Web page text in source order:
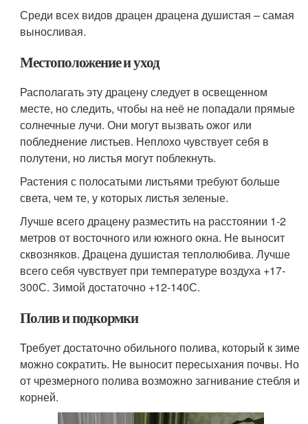
Среди всех видов драцен драцена душистая – самая
выносливая.
Местоположение и уход
Располагать эту драцену следует в освещенном
месте, но следить, чтобы на неё не попадали прямые
солнечные лучи. Они могут вызвать ожог или
побледнение листьев. Неплохо чувствует себя в
полутени, но листья могут поблекнуть.
Растения с полосатыми листьями требуют больше
света, чем те, у которых листья зеленые.
Лучше всего драцену разместить на расстоянии 1-2
метров от восточного или южного окна. Не выносит
сквозняков. Драцена душистая теплолюбива. Лучше
всего себя чувствует при температуре воздуха +17-
300С. Зимой достаточно +12-140С.
Полив и подкормки
Требует достаточно обильного полива, который к зиме
можно сократить. Не выносит пересыхания почвы. Но
от чрезмерного полива возможно загнивание стебля и
корней.